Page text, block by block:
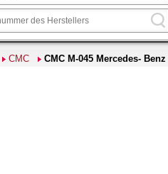
CMC CMC M-045 Mercedes- Benz